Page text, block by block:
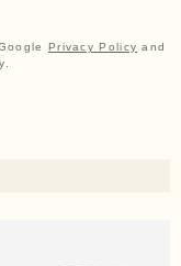
Privacy Policy and